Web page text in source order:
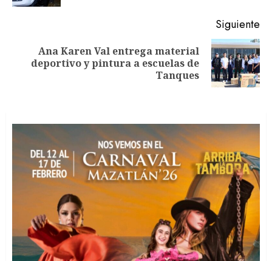
Siguiente
Siguiente
Ana Karen Val entrega material
deportivo y pintura a escuelas de
Tanques